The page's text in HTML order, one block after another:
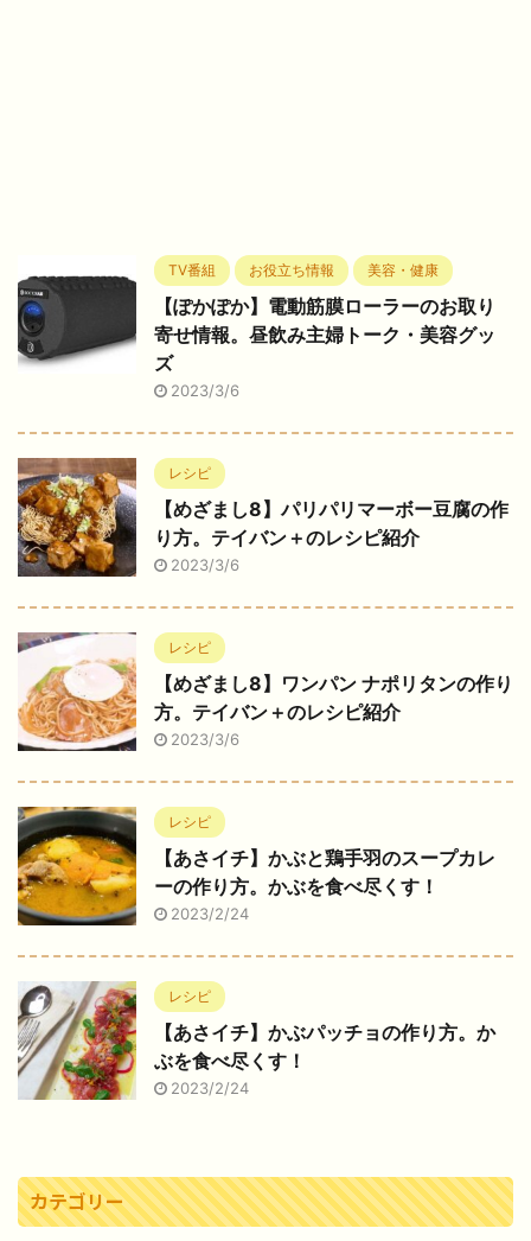
TV番組 お役立ち情報 美容・健康
【ぽかぽか】電動筋膜ローラーのお取り
寄せ情報。昼飲み主婦トーク・美容グッ
ズ
2023/3/6
レシピ
【めざまし8】パリパリマーボー豆腐の作
り方。テイバン＋のレシピ紹介
2023/3/6
レシピ
【めざまし8】ワンパン ナポリタンの作り
方。テイバン＋のレシピ紹介
2023/3/6
レシピ
【あさイチ】かぶと鶏手羽のスープカレ
ーの作り方。かぶを食べ尽くす！
2023/2/24
レシピ
【あさイチ】かぶパッチョの作り方。か
ぶを食べ尽くす！
2023/2/24
カテゴリー